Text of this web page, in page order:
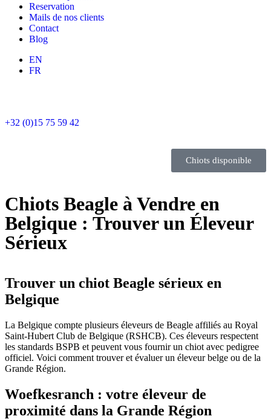
Reservation
Mails de nos clients
Contact
Blog
EN
FR
+32 (0)15 75 59 42
Chiots disponible
Chiots Beagle à Vendre en
Belgique : Trouver un Éleveur
Sérieux
Trouver un chiot Beagle sérieux en
Belgique
La Belgique compte plusieurs éleveurs de Beagle affiliés au Royal
Saint-Hubert Club de Belgique (RSHCB). Ces éleveurs respectent
les standards BSPB et peuvent vous fournir un chiot avec pedigree
officiel. Voici comment trouver et évaluer un éleveur belge ou de la
Grande Région.
Woefkesranch : votre éleveur de
proximité dans la Grande Région